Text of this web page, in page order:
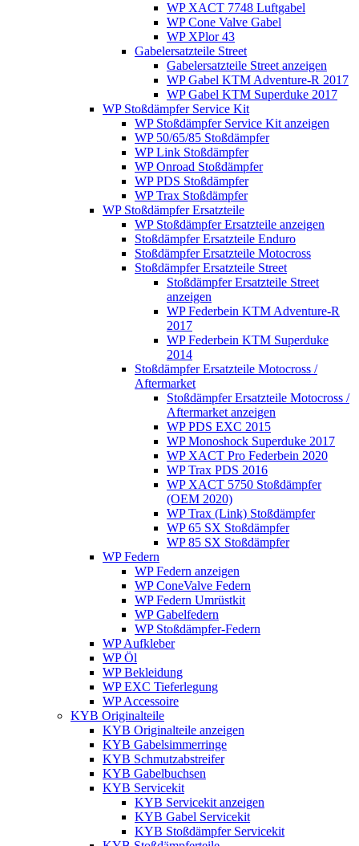
WP XACT 7748 Luftgabel
WP Cone Valve Gabel
WP XPlor 43
Gabelersatzteile Street
Gabelersatzteile Street anzeigen
WP Gabel KTM Adventure-R 2017
WP Gabel KTM Superduke 2017
WP Stoßdämpfer Service Kit
WP Stoßdämpfer Service Kit anzeigen
WP 50/65/85 Stoßdämpfer
WP Link Stoßdämpfer
WP Onroad Stoßdämpfer
WP PDS Stoßdämpfer
WP Trax Stoßdämpfer
WP Stoßdämpfer Ersatzteile
WP Stoßdämpfer Ersatzteile anzeigen
Stoßdämpfer Ersatzteile Enduro
Stoßdämpfer Ersatzteile Motocross
Stoßdämpfer Ersatzteile Street
Stoßdämpfer Ersatzteile Street
anzeigen
WP Federbein KTM Adventure-R
2017
WP Federbein KTM Superduke
2014
Stoßdämpfer Ersatzteile Motocross /
Aftermarket
Stoßdämpfer Ersatzteile Motocross /
Aftermarket anzeigen
WP PDS EXC 2015
WP Monoshock Superduke 2017
WP XACT Pro Federbein 2020
WP Trax PDS 2016
WP XACT 5750 Stoßdämpfer
(OEM 2020)
WP Trax (Link) Stoßdämpfer
WP 65 SX Stoßdämpfer
WP 85 SX Stoßdämpfer
WP Federn
WP Federn anzeigen
WP ConeValve Federn
WP Federn Umrüstkit
WP Gabelfedern
WP Stoßdämpfer-Federn
WP Aufkleber
WP Öl
WP Bekleidung
WP EXC Tieferlegung
WP Accessoire
KYB Originalteile
KYB Originalteile anzeigen
KYB Gabelsimmerringe
KYB Schmutzabstreifer
KYB Gabelbuchsen
KYB Servicekit
KYB Servicekit anzeigen
KYB Gabel Servicekit
KYB Stoßdämpfer Servicekit